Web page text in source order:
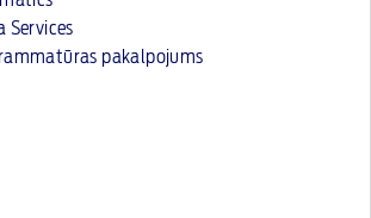
Services
pakalpojums